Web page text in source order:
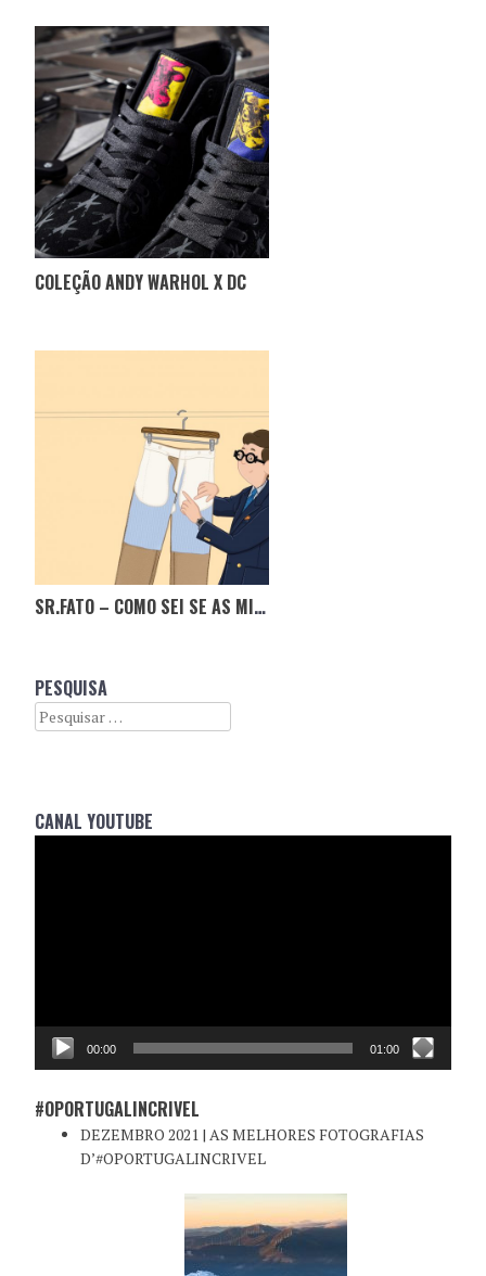
COLEÇÃO ANDY WARHOL X DC
SR.FATO – COMO SEI SE AS MINHAS CALÇAS SÃO DE QUALIDADE?
PESQUISA
Search
CANAL YOUTUBE
00:00 01:00
#OPORTUGALINCRIVEL
DEZEMBRO 2021 | AS MELHORES FOTOGRAFIAS
D’#OPORTUGALINCRIVEL